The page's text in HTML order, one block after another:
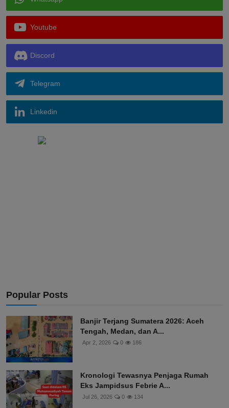
Youtube
Discord
Telegram
Linkedin
Popular Posts
Banjir Terjang Sumatera 2026: Aceh
Tengah, Medan, dan A...
Apr 2, 2026 0 186
Kronologi Tewasnya Penjaga Rumah
Eks Jampidsus Febrie A...
Jul 26, 2026 0 134